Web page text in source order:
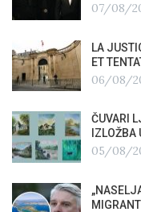
07/08/
LA
ET
06/08/
ČUVARI
05/08/